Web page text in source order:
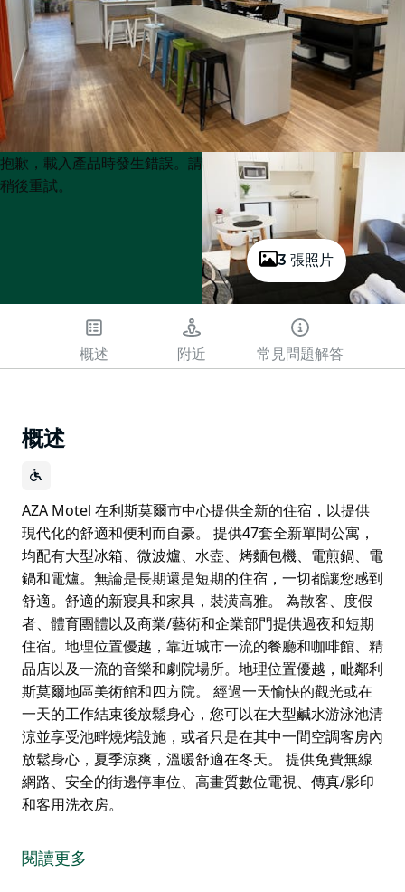
3 張照片
Product
List
Product
List
抱歉，載入產品時發生錯誤。請
稍後重試。
概述 附近 常見問題解答
概述
AZA Motel 在利斯莫爾市中心提供全新的住宿，以提供
現代化的舒適和便利而自豪。 提供47套全新單間公寓，
均配有大型冰箱、微波爐、水壺、烤麵包機、電煎鍋、電
鍋和電爐。無論是長期還是短期的住宿，一切都讓您感到
舒適。舒適的新寢具和家具，裝潢高雅。 為散客、度假
者、體育團體以及商業/藝術和企業部門提供過夜和短期
住宿。地理位置優越，靠近城市一流的餐廳和咖啡館、精
品店以及一流的音樂和劇院場所。地理位置優越，毗鄰利
斯莫爾地區美術館和四方院。 經過一天愉快的觀光或在
一天的工作結束後放鬆身心，您可以在大型鹹水游泳池清
涼並享受池畔燒烤設施，或者只是在其中一間空調客房內
放鬆身心，夏季涼爽，溫暖舒適在冬天。 提供免費無線
網路、安全的街邊停車位、高畫質數位電視、傳真/影印
和客用洗衣房。
現代化的舒適和便利而自豪。
閱讀更多